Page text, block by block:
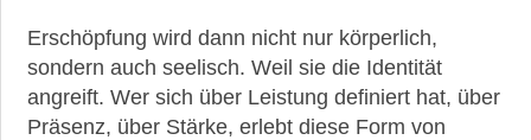
Erschöpfung wird dann nicht nur körperlich,
sondern auch seelisch. Weil sie die Identität
angreift. Wer sich über Leistung definiert hat, über
Präsenz, über Stärke, erlebt diese Form von